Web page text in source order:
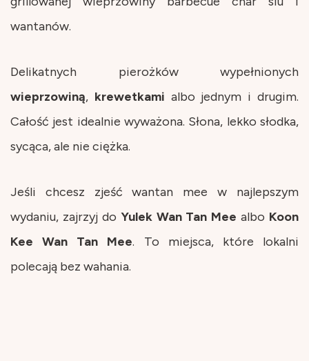
wantanów.
Delikatnych pierożków wypełnionych
wieprzowiną, krewetkami albo jednym i drugim.
Całość jest idealnie wyważona. Słona, lekko słodka,
sycąca, ale nie ciężka.
Jeśli chcesz zjeść wantan mee w najlepszym
wydaniu, zajrzyj do Yulek Wan Tan Mee albo Koon
Kee Wan Tan Mee. To miejsca, które lokalni
polecają bez wahania.